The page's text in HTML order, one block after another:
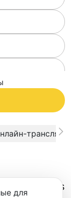
studio in this
для